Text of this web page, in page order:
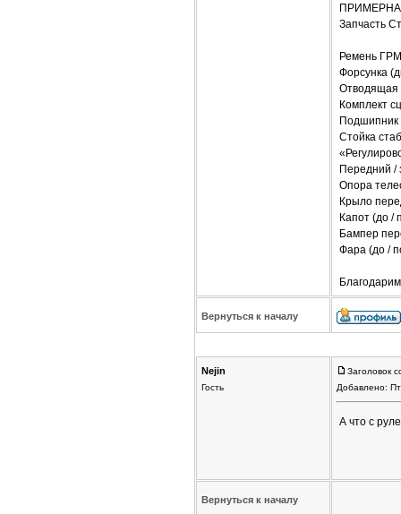
Запчасть
Ремень ГРМ
Форсунка
Отводящая
Комплект
Подшипник
Стойка
Передний /
Опора
Крыло
Капот (до /
Бампер
Фара (до /
Вернуться к началу
Nejin
Гость
Заголовок
Добавлено:
А что с
Вернуться к началу